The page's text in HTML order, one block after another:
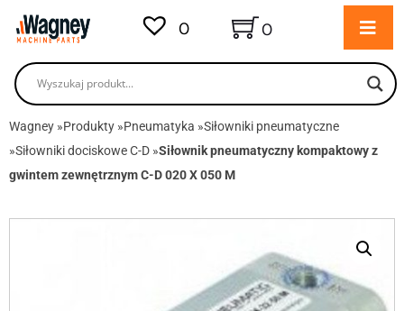
0 0
Wagney »Produkty »Pneumatyka »Siłowniki pneumatyczne
»Siłowniki dociskowe C-D »Siłownik pneumatyczny kompaktowy z
gwintem zewnętrznym C-D 020 X 050 M